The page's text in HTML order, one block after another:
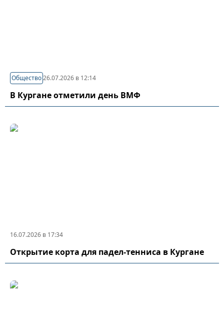
Общество26.07.2026 в 12:14
В Кургане отметили день ВМФ
16.07.2026 в 17:34
Открытие корта для падел-тенниса в Кургане